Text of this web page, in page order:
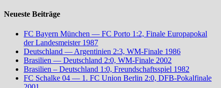
Neueste Beiträge
FC Bayern München — FC Porto 1:2, Finale Europapokal
der Landesmeister 1987
Deutschland — Argentinien 2:3, WM-Finale 1986
Brasilien — Deutschland 2:0, WM-Finale 2002
Brasilien – Deutschland 1:0, Freundschaftsspiel 1982
FC Schalke 04 — 1. FC Union Berlin 2:0, DFB-Pokalfinale